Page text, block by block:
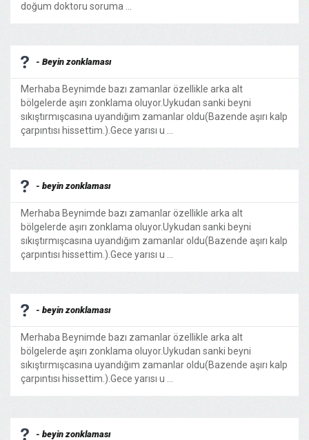
doğum doktoru soruma ...
- Beyin zonklaması
Merhaba Beynimde bazı zamanlar özellikle arka alt
bölgelerde aşırı zonklama oluyor.Uykudan sanki beyni
sıkıştırmışcasına uyandığım zamanlar oldu(Bazende aşırı kalp
çarpıntısı hissettim.).Gece yarısı u ...
- beyin zonklaması
Merhaba Beynimde bazı zamanlar özellikle arka alt
bölgelerde aşırı zonklama oluyor.Uykudan sanki beyni
sıkıştırmışcasına uyandığım zamanlar oldu(Bazende aşırı kalp
çarpıntısı hissettim.).Gece yarısı u ...
- beyin zonklaması
Merhaba Beynimde bazı zamanlar özellikle arka alt
bölgelerde aşırı zonklama oluyor.Uykudan sanki beyni
sıkıştırmışcasına uyandığım zamanlar oldu(Bazende aşırı kalp
çarpıntısı hissettim.).Gece yarısı u ...
- beyin zonklaması